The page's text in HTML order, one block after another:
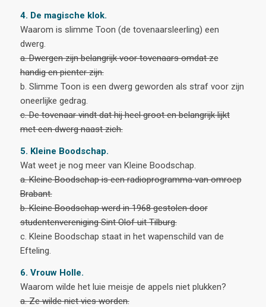
4. De magische klok.
Waarom is slimme Toon (de tovenaarsleerling) een
dwerg.
a. Dwergen zijn belangrijk voor tovenaars omdat ze
handig en pienter zijn.
b. Slimme Toon is een dwerg geworden als straf voor zijn
oneerlijke gedrag.
c. De tovenaar vindt dat hij heel groot en belangrijk lijkt
met een dwerg naast zich.
5. Kleine Boodschap.
Wat weet je nog meer van Kleine Boodschap.
a. Kleine Boodschap is een radioprogramma van omroep
Brabant.
b. Kleine Boodschap werd in 1968 gestolen door
studentenvereniging Sint Olof uit Tilburg.
c. Kleine Boodschap staat in het wapenschild van de
Efteling.
6. Vrouw Holle.
Waarom wilde het luie meisje de appels niet plukken?
a. Ze wilde niet vies worden.